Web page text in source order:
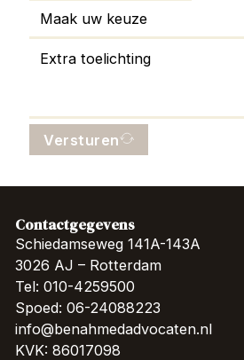
Versturen
Contactgegevens
Schiedamseweg 141A-143A
3026 AJ – Rotterdam
Tel: 010-4259500
Spoed: 06-24088223
info@benahmedadvocaten.nl
KVK: 86017098